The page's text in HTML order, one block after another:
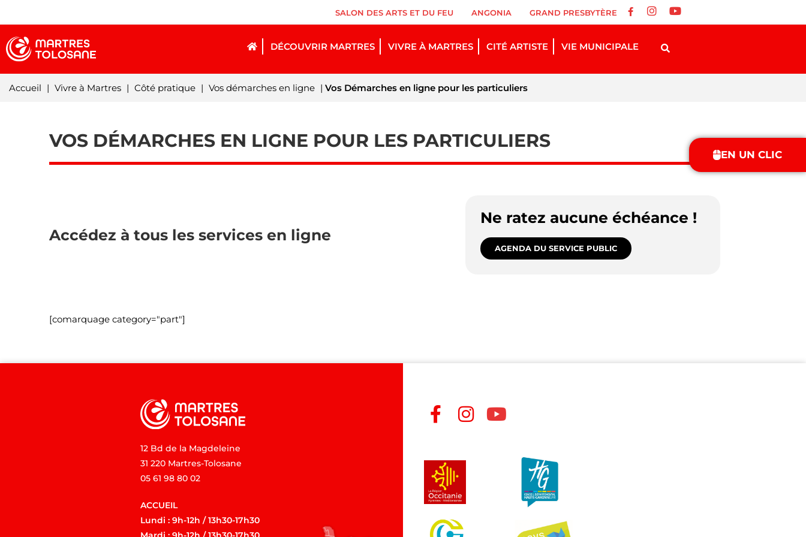
EN UN CLIC
SALON DES ARTS ET DU FEU ANGONIA GRAND PRESBYTÈRE
DÉCOUVRIR MARTRES VIVRE À MARTRES CITÉ ARTISTE VIE MUNICIPALE
Accueil | Vivre à Martres | Côté pratique | Vos démarches en ligne | Vos Démarches en ligne pour les particuliers
VOS DÉMARCHES EN LIGNE POUR LES PARTICULIERS
Accédez à tous les services en ligne
Ne ratez aucune échéance !
AGENDA DU SERVICE PUBLIC
[comarquage category="part"]
12 Bd de la Magdeleine
31 220 Martres-Tolosane
05 61 98 80 02
ACCUEIL
Lundi : 9h-12h / 13h30-17h30